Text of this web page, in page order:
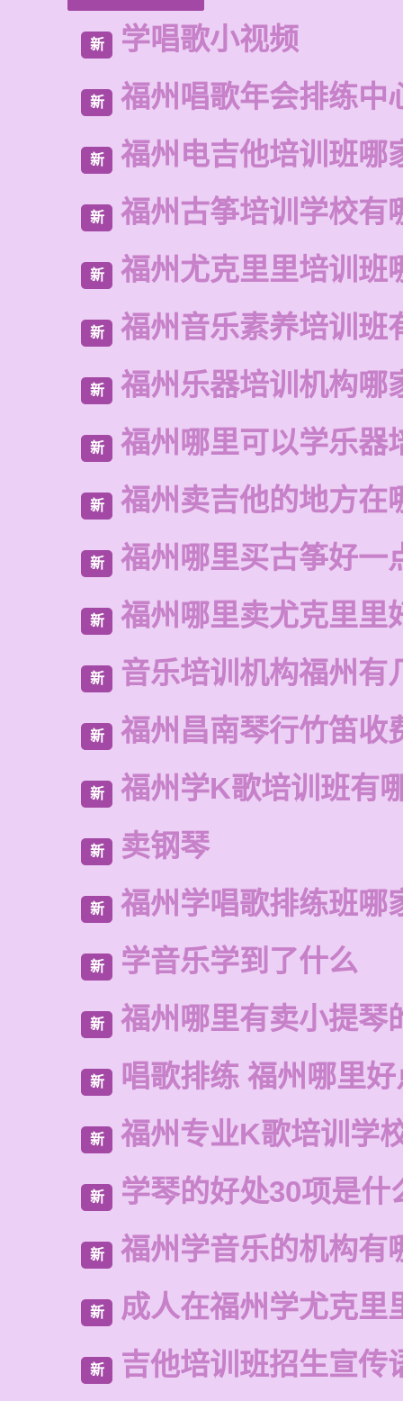
新 学唱歌小视频
新 福州唱歌年会排练中
新 福州电吉他培训班哪
新 福州古筝培训学校有
新 福州尤克里里培训班
新 福州音乐素养培训班
新 福州乐器培训机构哪
新 福州哪里可以学乐器
新 福州卖吉他的地方在
新 福州哪里买古筝好一
新 福州哪里卖尤克里里
新 音乐培训机构福州有
新 福州昌南琴行竹笛收
新 福州学K歌培训班有
新 卖钢琴
新 福州学唱歌排练班哪
新 学音乐学到了什么
新 福州哪里有卖小提琴
新 唱歌排练 福州哪里
新 福州专业K歌培训学
新 学琴的好处30项是什
新 福州学音乐的机构有
新 成人在福州学尤克里
新 吉他培训班招生宣传